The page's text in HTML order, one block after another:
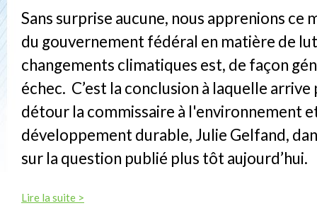
Sans surprise aucune, nous apprenions ce
du gouvernement fédéral en matière de
changements climatiques est, de façon
échec. C’est la conclusion à laquelle arrive
détour la commissaire à l'environnement
développement durable, Julie Gelfand,
sur la question publié plus tôt aujourd’hui.
Lire la suite >